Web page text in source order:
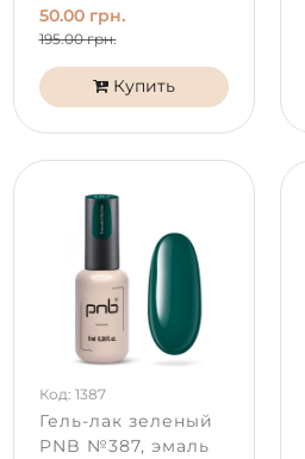
50.00 грн.
195.00 грн.
Купить
Код: 1387
Гель-лак зеленый
PNB №387, эмаль